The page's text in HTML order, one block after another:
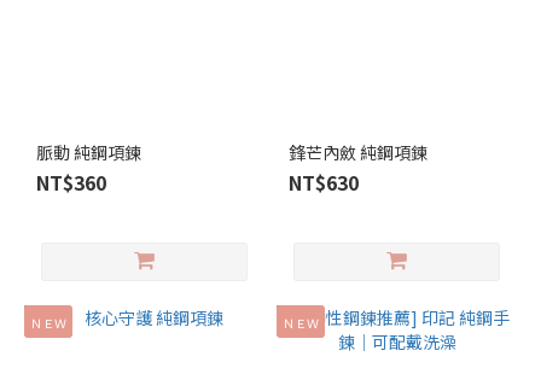
脈動 純鋼項鍊
NT$360
鋒芒內斂 純鋼項鍊
NT$630
ＮＥＷ ＮＥＷ